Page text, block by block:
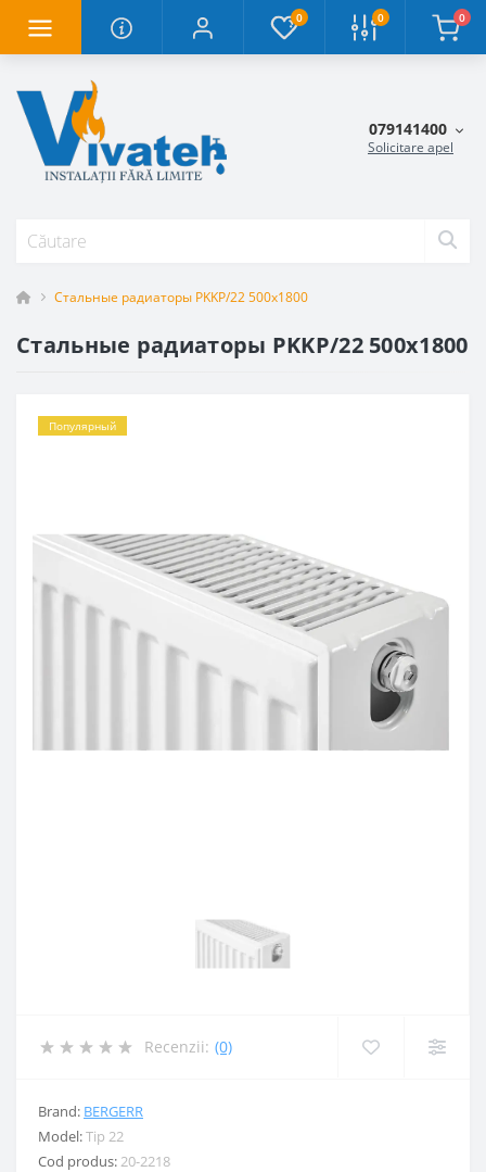
0 0 0
079141400
Solicitare apel
Стальные радиаторы PKKP/22 500x1800
Стальные радиаторы PKKP/22 500x1800
Популярный
Recenzii: (0)
Brand: BERGERR
Model:Tip 22
Cod produs: 20-2218